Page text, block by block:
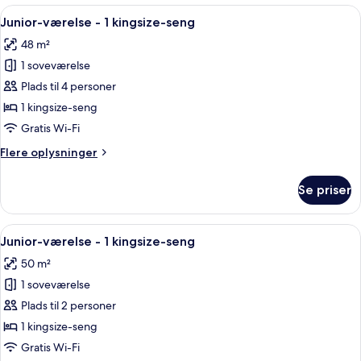
1
seng
Indlæs
alle
billeder
af
Junior-
værelse
-
kingsize-
Et moderne hotelværelse med en
9
Junior-værelse - 1 kingsize-seng
48 m²
1 soveværelse
Plads til 4 personer
1 kingsize-seng
Gratis Wi-Fi
Flere oplysninger
Flere
værelse
1
seng
Se priser
Indlæs
alle
billeder
af
Junior-
værelse
-
Et moderne hotelværelse med et
8
Junior-værelse - 1 kingsize-seng
50 m²
1 soveværelse
Plads til 2 personer
1 kingsize-seng
Gratis Wi-Fi